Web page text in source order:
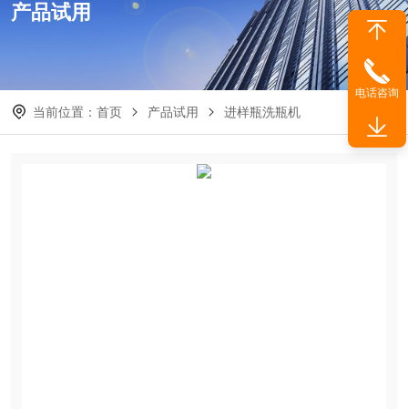
产品试用
当前位置： 首页 产品试用 进样瓶洗瓶机
电话咨询